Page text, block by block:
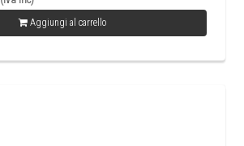
Aggiungi al carrello